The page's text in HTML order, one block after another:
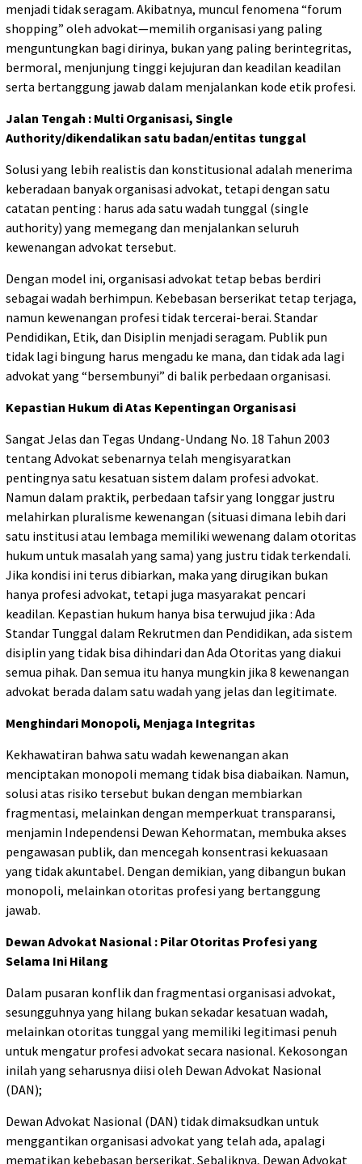
menjadi tidak seragam. Akibatnya, muncul fenomena “forum
shopping” oleh advokat—memilih organisasi yang paling
menguntungkan bagi dirinya, bukan yang paling berintegritas,
bermoral, menjunjung tinggi kejujuran dan keadilan keadilan
serta bertanggung jawab dalam menjalankan kode etik profesi.
Jalan Tengah : Multi Organisasi, Single
Authority/dikendalikan satu badan/entitas tunggal
Solusi yang lebih realistis dan konstitusional adalah menerima
keberadaan banyak organisasi advokat, tetapi dengan satu
catatan penting : harus ada satu wadah tunggal (single
authority) yang memegang dan menjalankan seluruh
kewenangan advokat tersebut.
Dengan model ini, organisasi advokat tetap bebas berdiri
sebagai wadah berhimpun. Kebebasan berserikat tetap terjaga,
namun kewenangan profesi tidak tercerai-berai. Standar
Pendidikan, Etik, dan Disiplin menjadi seragam. Publik pun
tidak lagi bingung harus mengadu ke mana, dan tidak ada lagi
advokat yang “bersembunyi” di balik perbedaan organisasi.
Kepastian Hukum di Atas Kepentingan Organisasi
Sangat Jelas dan Tegas Undang-Undang No. 18 Tahun 2003
tentang Advokat sebenarnya telah mengisyaratkan
pentingnya satu kesatuan sistem dalam profesi advokat.
Namun dalam praktik, perbedaan tafsir yang longgar justru
melahirkan pluralisme kewenangan (situasi dimana lebih dari
satu institusi atau lembaga memiliki wewenang dalam otoritas
hukum untuk masalah yang sama) yang justru tidak terkendali.
Jika kondisi ini terus dibiarkan, maka yang dirugikan bukan
hanya profesi advokat, tetapi juga masyarakat pencari
keadilan. Kepastian hukum hanya bisa terwujud jika : Ada
Standar Tunggal dalam Rekrutmen dan Pendidikan, ada sistem
disiplin yang tidak bisa dihindari dan Ada Otoritas yang diakui
semua pihak. Dan semua itu hanya mungkin jika 8 kewenangan
advokat berada dalam satu wadah yang jelas dan legitimate.
Menghindari Monopoli, Menjaga Integritas
Kekhawatiran bahwa satu wadah kewenangan akan
menciptakan monopoli memang tidak bisa diabaikan. Namun,
solusi atas risiko tersebut bukan dengan membiarkan
fragmentasi, melainkan dengan memperkuat transparansi,
menjamin Independensi Dewan Kehormatan, membuka akses
pengawasan publik, dan mencegah konsentrasi kekuasaan
yang tidak akuntabel. Dengan demikian, yang dibangun bukan
monopoli, melainkan otoritas profesi yang bertanggung
jawab.
Dewan Advokat Nasional : Pilar Otoritas Profesi yang
Selama Ini Hilang
Dalam pusaran konflik dan fragmentasi organisasi advokat,
sesungguhnya yang hilang bukan sekadar kesatuan wadah,
melainkan otoritas tunggal yang memiliki legitimasi penuh
untuk mengatur profesi advokat secara nasional. Kekosongan
inilah yang seharusnya diisi oleh Dewan Advokat Nasional
(DAN);
Dewan Advokat Nasional (DAN) tidak dimaksudkan untuk
menggantikan organisasi advokat yang telah ada, apalagi
mematikan kebebasan berserikat. Sebaliknya, Dewan Advokat